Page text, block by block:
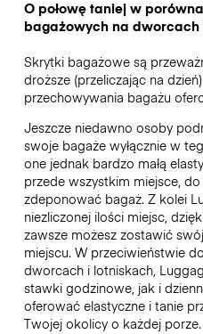
O połowę taniej w
bagażowych na
Skrytki bagażowe są
droższe (przeliczając na
przechowywania bagażu
Jeszcze niedawno osoby
swoje bagaże wyłącznie w
one jednak bardzo małą
przede wszystkim miejsce,
zdeponować bagaż. Z kolei
niezliczonej ilości miejsc,
zawsze możesz zostawić
miejscu. W przeciwieństwie
dworcach i lotniskach,
stawki godzinowe, jak i
oferować elastyczne i tanie
Twojej okolicy o każdej porze.